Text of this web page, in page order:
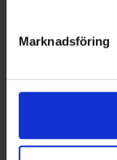
Vi använder
för sociala
vidarebefordrar
annons- och
Marknadsföring